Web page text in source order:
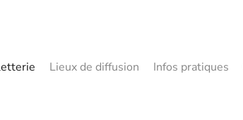
Lieux de diffusion Infos pratiques